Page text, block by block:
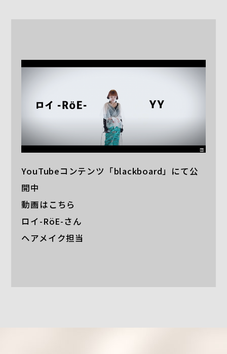
YouTubeコンテンツ「blackboard」にて公
開中
動画は こちら
ロイ-RöE-さん
ヘアメイク担当